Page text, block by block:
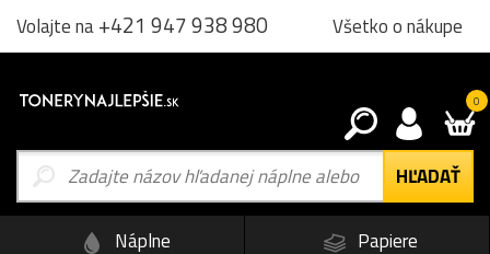
Volajte na+421 947 938 980 Všetko o nákupe
0
Náplne
Papiere